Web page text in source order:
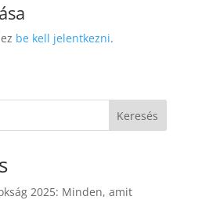
be kell jelentkezni.
Keresés
2025: Minden, amit